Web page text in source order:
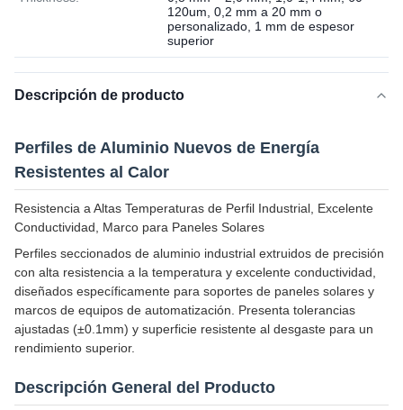
120um, 0,2 mm a 20 mm o
personalizado, 1 mm de espesor
superior
Descripción de producto
Perfiles de Aluminio Nuevos de Energía
Resistentes al Calor
Resistencia a Altas Temperaturas de Perfil Industrial, Excelente
Conductividad, Marco para Paneles Solares
Perfiles seccionados de aluminio industrial extruidos de precisión
con alta resistencia a la temperatura y excelente conductividad,
diseñados específicamente para soportes de paneles solares y
marcos de equipos de automatización. Presenta tolerancias
ajustadas (±0.1mm) y superficie resistente al desgaste para un
rendimiento superior.
Descripción General del Producto